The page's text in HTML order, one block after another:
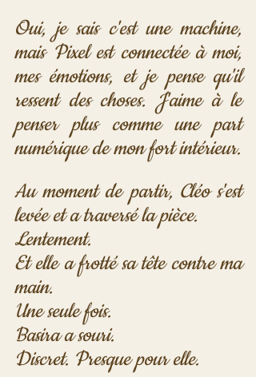
Oui, je sais c'est une machine,
mais Pixel est connectée à moi,
mes émotions, et je pense qu'il
ressent des choses. J'aime à le
penser plus comme une part
numérique de mon fort intérieur.
Au moment de partir, Cléo s'est
levée et a traversé la pièce.
Lentement.
Et elle a frotté sa tête contre ma
main.
Une seule fois.
Basira a souri.
Discret. Presque pour elle.